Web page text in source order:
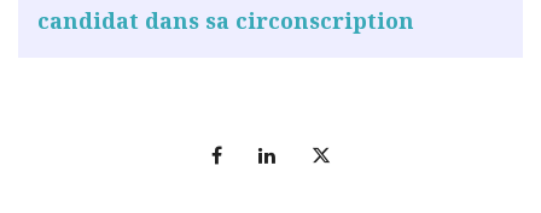
candidat dans sa circonscription